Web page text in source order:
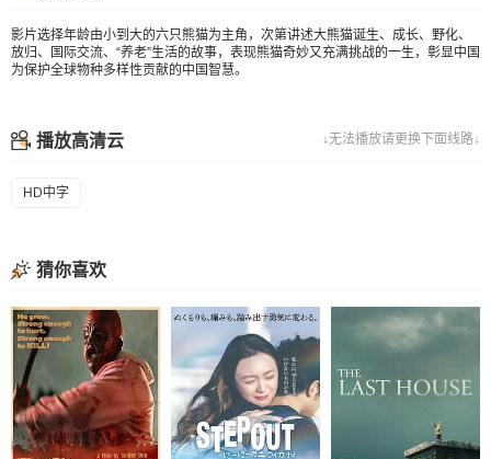
影片选择年龄由小到大的六只熊猫为主角，次第讲述大熊猫诞生、成长、野化、
放归、国际交流、“养老”生活的故事，表现熊猫奇妙又充满挑战的一生，彰显中国
为保护全球物种多样性贡献的中国智慧。
↓无法播放请更换下面线路↓
播放高清云
HD中字
猜你喜欢